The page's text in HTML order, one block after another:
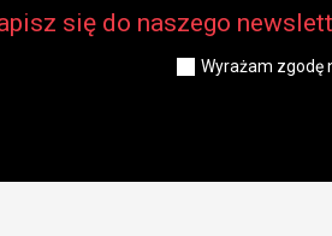
się do naszego
Wyrażam zgodę